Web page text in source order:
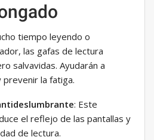
tiempo leyendo o
las gafas de lectura
salvavidas. Ayudarán a
prevenir la fatiga.
: Este
el reflejo de las pantallas y
de lectura.